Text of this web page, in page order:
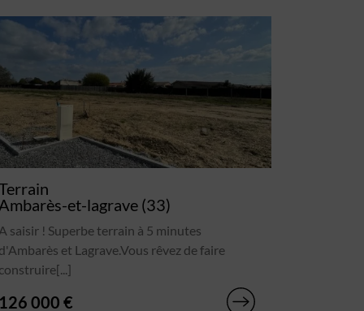
et-lagrave (33)
saisir ! Superbe terrain à 5 minutes
et Lagrave.Vous rêvez de faire
000 €